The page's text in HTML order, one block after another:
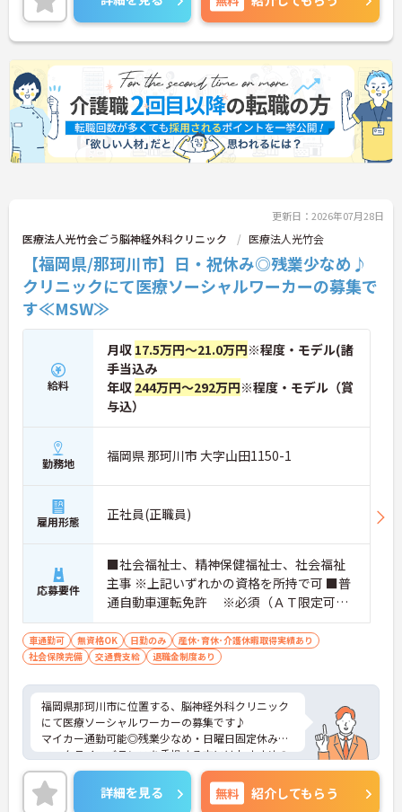
さい！
更新日：2026年07月28日
医療法人光竹会ごう脳神経外科クリニック 医療法人光竹会
【福岡県/那珂川市】日・祝休み◎残業少なめ♪
クリニックにて医療ソーシャルワーカーの募集で
す≪MSW≫
給料
月収 17.5万円～21.0万円※程度・モデル(諸
手当込み
年収 244万円～292万円※程度・モデル（賞
与込）
勤務地 福岡県 那珂川市 大字山田1150-1
雇用形態 正社員(正職員)
応募要件
■社会福祉士、精神保健福祉士、社会福祉
主事 ※上記いずれかの資格を所持で可 ■普
通自動車運転免許 ※必須（ＡＴ限定可）
■経験あれば尚可
車通勤可 無資格OK 日勤のみ
産休･育休･介護休暇取得実績あり
社会保険完備
交通費支給 退職金制度あり
福岡県那珂川市に位置する、脳神経外科クリニック
にて医療ソーシャルワーカーの募集です♪
マイカー通勤可能◎残業少なめ・日曜日固定休み◎
ワークライフバランスを重視する方にはおすすめの
求人です。
詳しいご説明をいたしますので、少しでも気になり
ましたら、ぜひお気軽にお問い合わせください！
詳細を見る 無料 紹介してもらう